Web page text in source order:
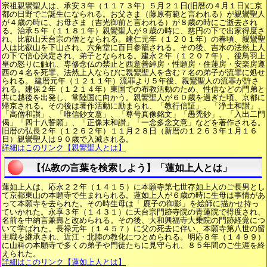
宗祖親鸞聖人は、承安３年（１１７３年）５月２１日(旧暦の４月１日)に京
都の日野でご誕生になられる。お父さま（藤原有範と言われる）が親鸞聖人
が４歳の時に、お母さま（吉光御前と言われる）が８歳の時にご逝去され
る。治承５年（１１８１年）親鸞聖人が９歳の時に、慈円の下で出家得度さ
れ、比叡山天台宗の僧となられる。建仁元年（１２０１年）の春頃、親鸞聖
人は比叡山を下山され、六角堂に百日参籠される。その後、吉水の法然上人
の下で信心決定され、弟子となられる。建永２年（１２０７年）、後鳥羽上
皇の怒りに触れ、専修念仏の禁止と西意善綽房・性願房・住蓮房・安楽房遵
西の４名を死罪、法然上人ならびに親鸞聖人を含む７名の弟子が流罪に処せ
られる。 建暦元年（１２１１年）流罪より５年後、親鸞聖人の流罪が許さ
れる。建保２年（１２１４年）東国での布教活動のため、性信などの門弟と
共に越後を出発し、常陸国に向かう。親鸞聖人が６０歳を過ぎた頃、京都に
帰京される。その後は著作活動に励まられ、「教行信証」、「浄土和讃」、
「高僧和讃」、「唯信鈔文意」、「尊号真像銘文」「愚禿鈔」、「入出二門
偈」「四十八誓願」、「正像末和讃」「一念多念文意」などを著作される。
旧暦の弘長２年（１２６２年）１１月２８日（新暦の１２６３年１月１６
日）親鸞聖人は９０歳で入滅される。
詳細はこのリンク【親鸞聖人とは】
【仏教の言葉を検索しよう】「蓮如上人とは」
蓮如上人は、応永２２年（１４１５）に本願寺第七世存如上人のご長男とし
て京都東山の本願寺で生まれられる。蓮如上人が６歳の時に生母は事情があ
って本願寺を去られた。その時生母は「 鹿子の御影」を絵師に描かせ持っ
ていかれた。永享３年（１４３１）に天台宗門跡寺院の青蓮院で得度され、
名前を中納言兼壽と改められる。その後、大和興福寺大乗院の門跡経覚につ
いて学ばれた。長禄元年（１４５７）に父の死去に伴い、本願寺第八世の留
主職を継承され、近江・北陸の教化につとめられる。明応８年（１４９９）
に山科の本願寺で多くの弟子や門徒たちに見守られ、８５年間のご生涯を終
えられた。
詳細はこのリンク【蓮如上人とは】